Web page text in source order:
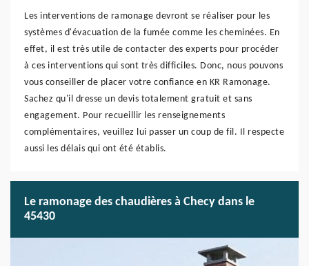
Les interventions de ramonage devront se réaliser pour les
systèmes d'évacuation de la fumée comme les cheminées. En
effet, il est très utile de contacter des experts pour procéder
à ces interventions qui sont très difficiles. Donc, nous pouvons
vous conseiller de placer votre confiance en KR Ramonage.
Sachez qu'il dresse un devis totalement gratuit et sans
engagement. Pour recueillir les renseignements
complémentaires, veuillez lui passer un coup de fil. Il respecte
aussi les délais qui ont été établis.
Le ramonage des chaudières à Checy dans le
45430